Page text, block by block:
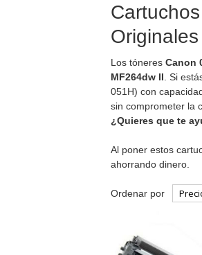
Originales
Los tóneres Canon
MF264dw II . Si
051H) con
sin comprometer la
¿Quieres que te
Al poner estos
ahorrando dinero.
Ordenar por